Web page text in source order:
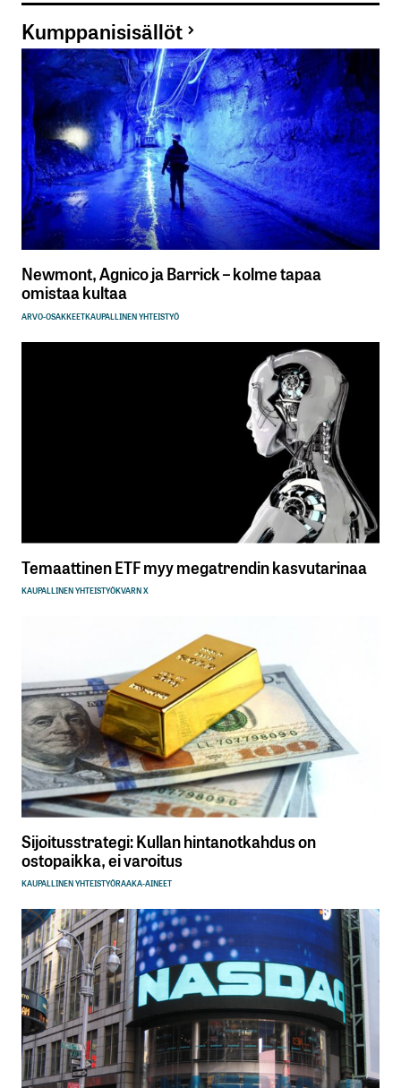
Kumppanisisällöt
Newmont, Agnico ja Barrick – kolme tapaa
omistaa kultaa
ARVO-OSAKKEETKAUPALLINEN YHTEISTYÖ
Temaattinen ETF myy megatrendin kasvutarinaa
KAUPALLINEN YHTEISTYÖKVARN X
Sijoitusstrategi: Kullan hintanotkahdus on
ostopaikka, ei varoitus
KAUPALLINEN YHTEISTYÖRAAKA-AINEET